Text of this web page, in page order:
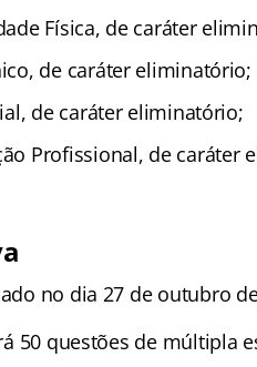
Física, de caráter
de caráter eliminatório;
de caráter eliminatório;
Profissional, de caráter
no dia 27 de outubro
50 questões de múltipla